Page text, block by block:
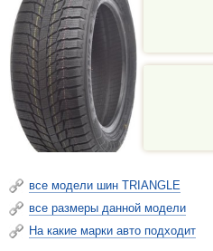
все модели шин TRIANGLE
все размеры данной модели
На какие марки авто подходит